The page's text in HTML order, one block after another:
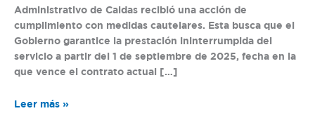
Administrativo de Caldas recibió una acción de
cumplimiento con medidas cautelares. Esta busca que el
Gobierno garantice la prestación ininterrumpida del
servicio a partir del 1 de septiembre de 2025, fecha en la
que vence el contrato actual […]
judicial
soluciones
antes
Leer más »